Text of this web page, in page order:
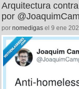
Arquitectura
por
por nomedigas el 9 ene